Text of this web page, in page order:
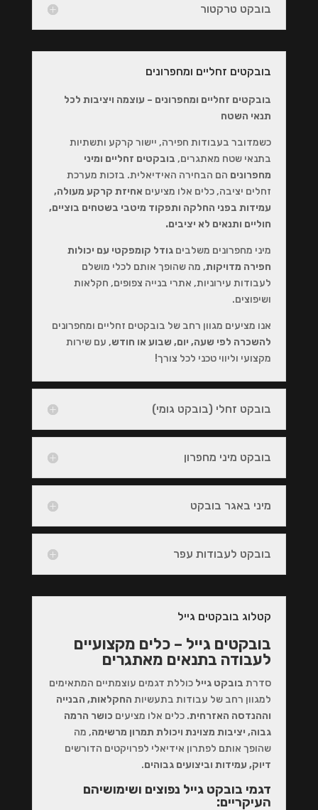
בובקט טרקטור
בובקטים זחליים ומחפרונים
בובקטים זחליים ומחפרונים – עוצמה ויציבות לכל
תנאי השטח
כשמדובר בעבודות חפירה, יישור קרקע ותשתיות
בתנאי שטח מאתגרים, בובקטים זחליים ומיני
מחפרונים הם הבחירה האידיאלית. בזכות מערכת
זחלים יציבה, כלים אלו מציעים אחיזת קרקע מעולה,
עמידות בפני החלקה ותפקוד מיטבי בשטחים בוציים,
חוליים ותנאים לא יציבים.
מיני מחפרונים משלבים גודל קומפקטי עם יכולות
חפירה מדויקות, מה שהופך אותם לכלי מושלם
לעבודות עירוניות, אתרי בנייה צפופים, חקלאות
ושיפוצים.
אנו מציעים מגוון רחב של בובקטים זחליים ומחפרונים
להשכרה לפי שעה, יום, שבוע או חודש, עם שירות
מקצועי וליווי טכני לכל צורך!
בובקט זחלי (בובקט גומי)
בובקט מיני מחפרון
מיני באגר בובקט
בובקט לעבודות עפר
קטלוג בובקטים גייל
בובקטים גייל – כלים מקצועיים
לעבודה בתנאים מאתגרים
סדרת בובקט גייל כוללת דגמים עוצמתיים המתאימים
למגוון רחב של עבודות בתעשיות החקלאות, הבנייה
וההנדסה האזרחית. כלים אלו מציעים כושר הרמה
גבוה, יציבות מצוינת ויכולת תמרון מרשימה, מה
שהופך אותם לפתרון אידיאלי לפרויקטים הדורשים
דיוק, עמידות וביצועים גבוהים.
דגמי בובקט גייל נפוצים ושימושיהם
העיקריים: